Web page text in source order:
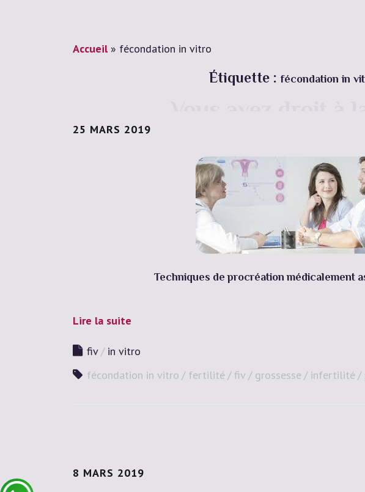
Devis Gratuit
Accueil» fécondation in vitro
Étiquette :fécondation in
25 MARS 2019
Techniques de procréation médicalement
Lire la suite
fiv
in vitro
fécondation in vitro
fertilité fiv grossesse infertilité
8 MARS 2019